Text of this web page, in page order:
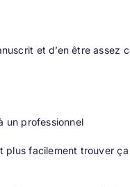
et d’en être assez
un professionnel
facilement trouver